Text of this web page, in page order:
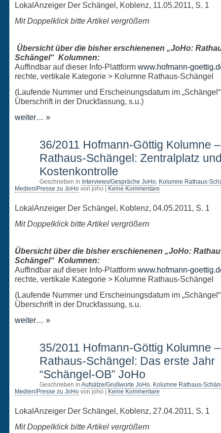
LokalAnzeiger Der Schängel, Koblenz, 11.05.2011, S. 1
Mit Doppelklick bitte Artikel vergrößern
Übersicht über die bisher erschienenen „JoHo:
Schängel“ Kolumnen:
Auffindbar auf dieser Info-Plattform www.hofmann-
rechte, vertikale Kategorie > Kolumne Rathaus-Schängel
(Laufende Nummer und Erscheinungsdatum im
Überschrift in der Druckfassung, s.u.)
weiter… »
36/2011 Hofmann-Göttig Kolumne
Rathaus-Schängel: Zentralplatz
Kostenkontrolle
Geschrieben in Interviews/Gespräche JoHo, Kolumne Rathaus-
Medien/Presse zu JoHo von joho | Keine Kommentare
LokalAnzeiger Der Schängel, Koblenz, 04.05.2011, S. 1
Mit Doppelklick bitte Artikel vergrößern
Übersicht über die bisher erschienenen „JoHo:
Schängel“ Kolumnen:
Auffindbar auf dieser Info-Plattform www.hofmann-
rechte, vertikale Kategorie > Kolumne Rathaus-Schängel
(Laufende Nummer und Erscheinungsdatum im
Überschrift in der Druckfassung, s.u.
weiter… »
35/2011 Hofmann-Göttig Kolumne
Rathaus-Schängel: Das erste Jahr
“Schängel-OB” JoHo
Geschrieben in Aufsätze/Grußworte JoHo, Kolumne Rathaus-
Medien/Presse zu JoHo von joho | Keine Kommentare
LokalAnzeiger Der Schängel, Koblenz, 27.04.2011, S. 1
Mit Doppelklick bitte Artikel vergrößern